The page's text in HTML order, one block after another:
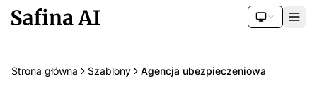
Strona główna Szablony Agencja ubezpieczeniowa